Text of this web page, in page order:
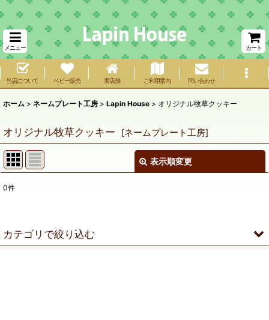
メニュー カート
当店について ベビー販売 実店舗 ご利用案内 問い合わせ
ホーム > ネームプレート工房 > Lapin House > オリジナル牧草クッキー
オリジナル牧草クッキー [ネームプレート工房]
表示順変更
0件
カテゴリで絞り込む